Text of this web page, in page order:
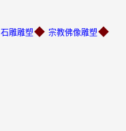
石雕雕塑◆ 宗教佛像雕塑◆